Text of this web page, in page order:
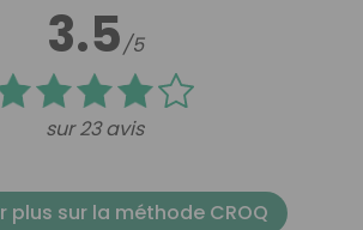
3.5/5
sur 23 avis
plus sur la méthode CROQ